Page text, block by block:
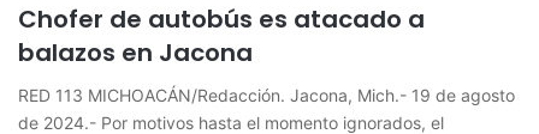
Chofer de autobús es atacado a
balazos en Jacona
RED 113 MICHOACÁN/Redacción. Jacona, Mich.- 19 de agosto
de 2024.- Por motivos hasta el momento ignorados, el